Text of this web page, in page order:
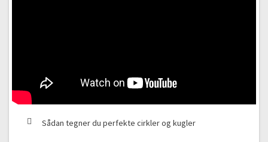
Sådan tegner du perfekte cirkler og kugler